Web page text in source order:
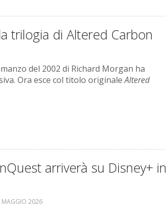
trilogia di Altered Carbon
del 2002 di Richard Morgan ha
Ora esce col titolo originaleAltered
arriverà su Disney+ in
MAGGIO 2026